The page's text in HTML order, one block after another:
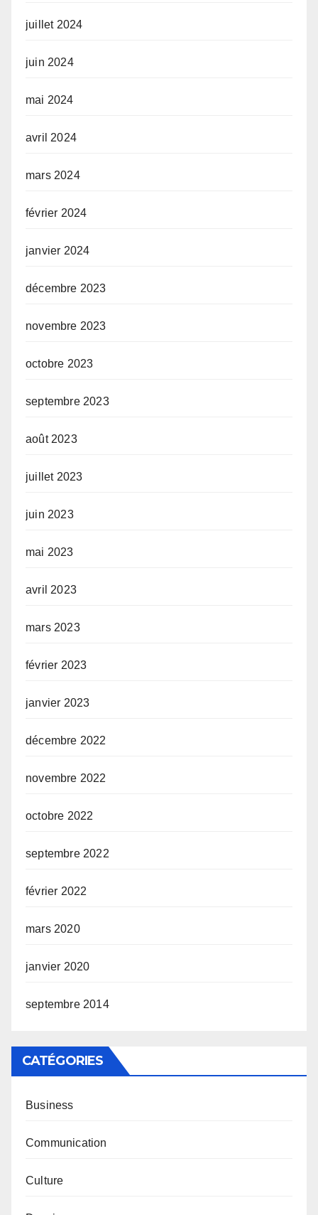
juillet 2024
juin 2024
mai 2024
avril 2024
mars 2024
février 2024
janvier 2024
décembre 2023
novembre 2023
octobre 2023
septembre 2023
août 2023
juillet 2023
juin 2023
mai 2023
avril 2023
mars 2023
février 2023
janvier 2023
décembre 2022
novembre 2022
octobre 2022
septembre 2022
février 2022
mars 2020
janvier 2020
septembre 2014
CATÉGORIES
Business
Communication
Culture